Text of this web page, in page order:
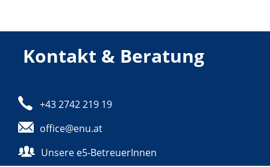
Kontakt & Beratung
Telefon:
+43 2742 219 19
E-Mail:
office@enu.at
Unsere e5-BetreuerInnen